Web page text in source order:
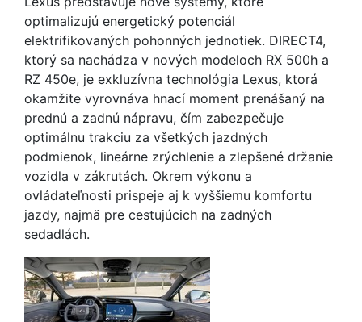
optimalizujú energetický potenciál
elektrifikovaných pohonných jednotiek. DIRECT4,
ktorý sa nachádza v nových modeloch RX 500h a
RZ 450e, je exkluzívna technológia Lexus, ktorá
okamžite vyrovnáva hnací moment prenášaný na
prednú a zadnú nápravu, čím zabezpečuje
optimálnu trakciu za všetkých jazdných
podmienok, lineárne zrýchlenie a zlepšené držanie
vozidla v zákrutách. Okrem výkonu a
ovládateľnosti prispeje aj k vyššiemu komfortu
jazdy, najmä pre cestujúcich na zadných
sedadlách.